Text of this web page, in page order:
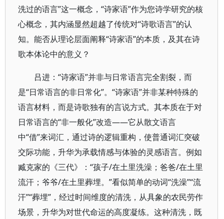
洗过的语言”这一概念，“诗家语”作为您诗学研究的核
心概念，其内涵显然超越了传统对“诗歌语言”的认
知。能否从理论层面阐释“诗家语”的本质，及其在诗
歌本体论中的意义？
吕进：“诗家语”并非与日常语言完全割裂，而
是“日常语言的非日常化”。“诗家语”并非某种特殊的
语言材料，而是诗歌独有的言说方式。其本质在于对
日常语言的“非一般化”改造——它从散文语言
中“借”来词汇，通过诗的逻辑重构，使普通词汇突破
交际功能，升华为承载情感与体验的灵感语言。例如
臧克家的《三代》：“孩子/在土里洗澡；爸爸/在土里
流汗；爷爷/在土里葬埋。”看似简单的动词“洗澡”“流
汗”“葬埋”，经过时间维度的清洗，从具象的农民劳作
场景，升华为对世代命运的高度凝练。这种清洗，既